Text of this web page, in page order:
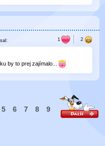
by to prej zajímalo...
5 6 7 8 9